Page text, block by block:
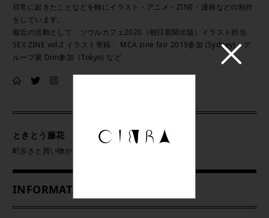
日常に起きたことなどを軸にイラスト・アニメ・ZINE・漫画などの制作
をしています。
最近の活動として、ソウルカフェ2020（朝日新聞出版）イラスト担当、
SEX ZINE vol.2 イラスト寄稿 、MCA zine fair 2019参加 (Sydney)、グ
ループ展 Dim参加（Tokyo) など
ときとう藤花
町歩きと買い物が趣味の編集アシスタント
INFORMATION